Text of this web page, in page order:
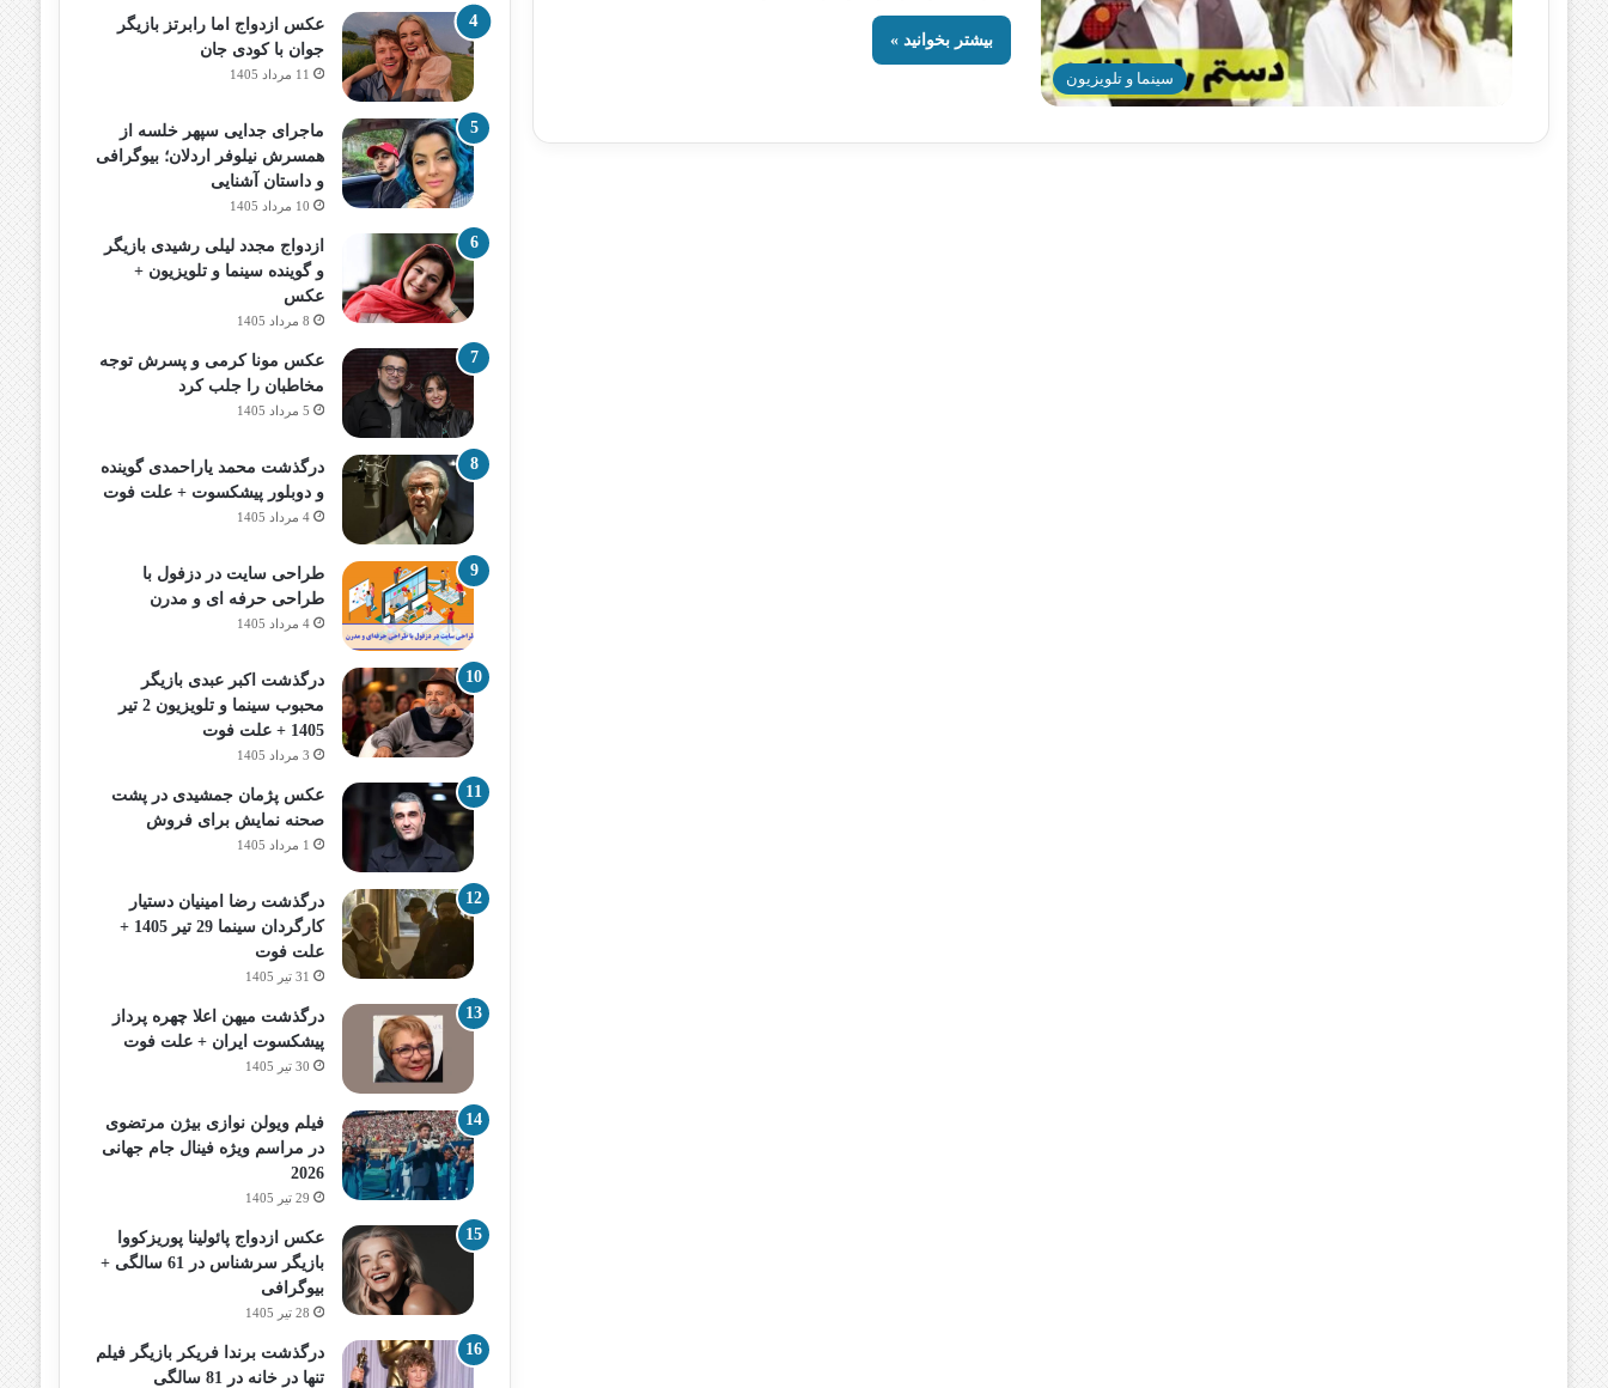
سینما و تلویزیون
بیشتر بخوانید »
عکس ازدواج اما رابرتز بازیگر
جوان با کودی جان
11 مرداد 1405
ماجرای جدایی سپهر خلسه از
همسرش نیلوفر اردلان؛ بیوگرافی
و داستان آشنایی
10 مرداد 1405
ازدواج مجدد لیلی رشیدی بازیگر
و گوینده سینما و تلویزیون +
عکس
8 مرداد 1405
عکس مونا کرمی و پسرش توجه
مخاطبان را جلب کرد
5 مرداد 1405
درگذشت محمد یاراحمدی گوینده
و دوبلور پیشکسوت + علت فوت
4 مرداد 1405
طراحی سایت در دزفول با
طراحی حرفه‌ ای و مدرن
4 مرداد 1405
درگذشت اکبر عبدی بازیگر
محبوب سینما و تلویزیون 2 تیر
1405 + علت فوت
3 مرداد 1405
عکس پژمان جمشیدی در پشت
صحنه نمایش برای فروش
1 مرداد 1405
درگذشت رضا امینیان دستیار
کارگردان سینما 29 تیر 1405 +
علت فوت
31 تیر 1405
درگذشت میهن اعلا چهره پرداز
پیشکسوت ایران + علت فوت
30 تیر 1405
فیلم ویولن نوازی بیژن مرتضوی
در مراسم ویژه فینال جام جهانی
2026
29 تیر 1405
عکس ازدواج پائولینا پوریزکووا
بازیگر سرشناس در 61 سالگی +
بیوگرافی
28 تیر 1405
درگذشت برندا فریکر بازیگر فیلم
تنها در خانه در 81 سالگی